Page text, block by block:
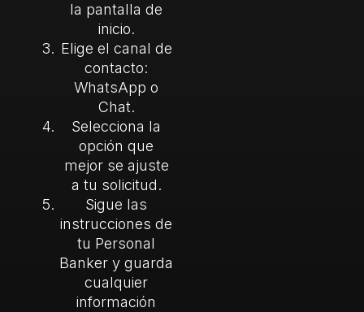
la pantalla de
inicio.
Elige el canal de
contacto:
WhatsApp o
Chat.
Selecciona la
opción que
mejor se ajuste
a tu solicitud.
Sigue las
instrucciones de
tu Personal
Banker y guarda
cualquier
información